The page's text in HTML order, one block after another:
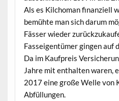
Als es Kilchoman finanziell
bemühte man sich darum
Fässer wieder
Fasseigentümer gingen auf
Da im Kaufpreis
Jahre mit enthalten waren,
2017 eine große Welle von
Abfüllungen.